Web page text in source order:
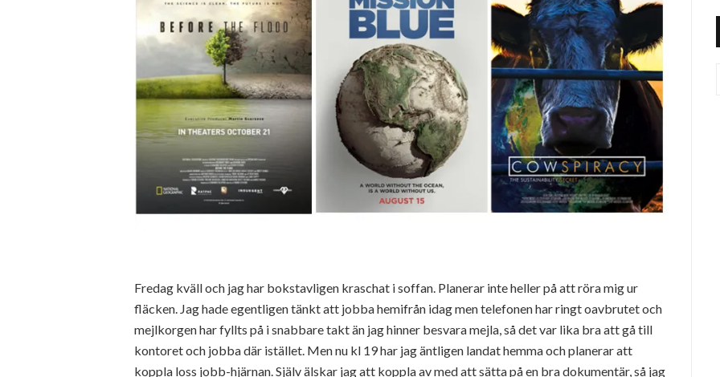
Fredag kväll och jag har bokstavligen kraschat i soffan. Planerar inte heller på att röra mig ur
fläcken. Jag hade egentligen tänkt att jobba hemifrån idag men telefonen har ringt oavbrutet och
mejlkorgen har fyllts på i snabbare takt än jag hinner besvara mejla, så det var lika bra att gå till
kontoret och jobba där istället. Men nu kl 19 har jag äntligen landat hemma och planerar att
koppla loss jobb-hjärnan. Själv älskar jag att koppla av med att sätta på en bra dokumentär, så jag